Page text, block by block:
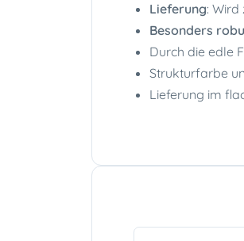
Lieferung:
Besonders
Durch die edle
Strukturfarbe
Lieferung im